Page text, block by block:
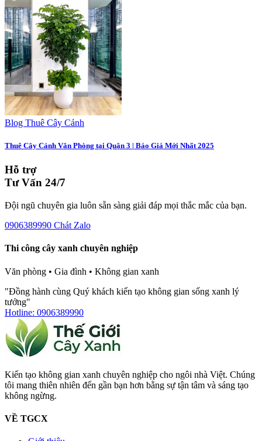
Blog Thuê Cây Cảnh
Thuê Cây Cảnh Văn Phòng tại Quận 3 | Báo Giá Mới Nhất 2025
Hỗ trợ
Tư Vấn 24/7
Đội ngũ chuyên gia luôn sẵn sàng giải đáp mọi thắc mắc của bạn.
0906389990 Chát Zalo
Thi công cây xanh chuyên nghiệp
Văn phòng • Gia đình • Không gian xanh
"Đồng hành cùng Quý khách kiến tạo không gian sống xanh lý
tưởng"
Hotline: 0906389990
Kiến tạo không gian xanh chuyên nghiệp cho ngôi nhà Việt. Chúng
tôi mang thiên nhiên đến gần bạn hơn bằng sự tận tâm và sáng tạo
không ngừng.
VỀ TGCX